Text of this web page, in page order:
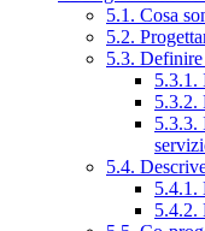
5.1. Cosa
5.2.
5.3.
5.3.1.
5.3.2.
5.3.3.
5.4.
5.4.1.
5.4.2.